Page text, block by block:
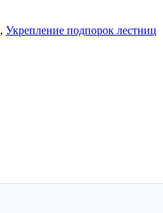
, Укрепление подпорок лестниц